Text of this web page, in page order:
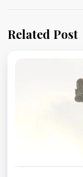
Related Post